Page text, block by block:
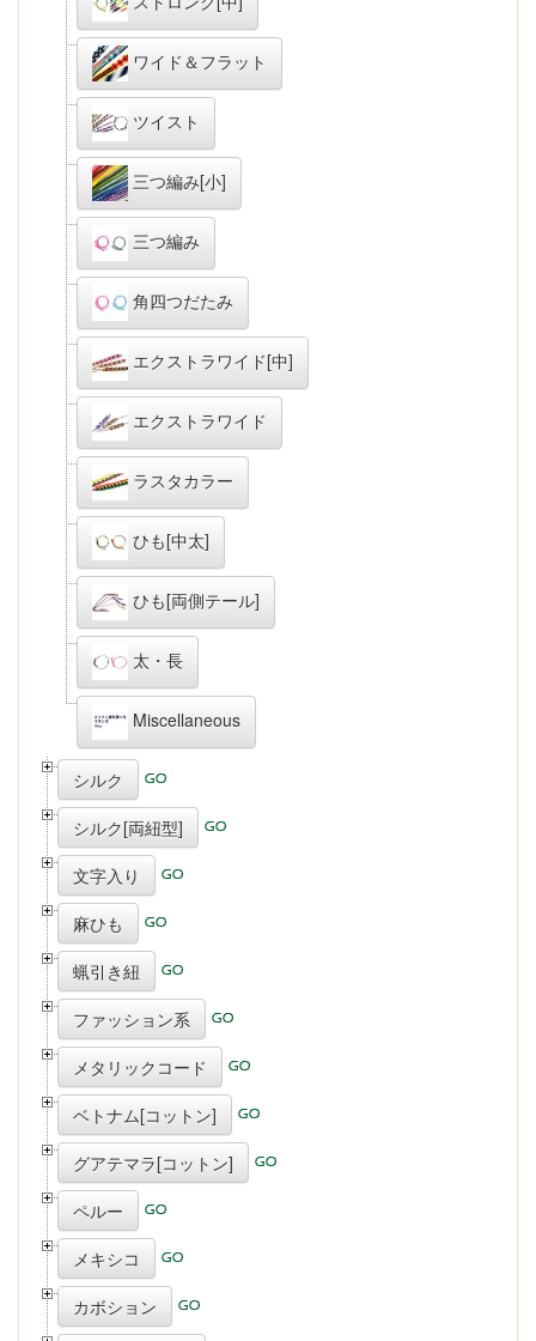
ワイド＆フラット
ツイスト
三つ編み[小]
三つ編み
角四つだたみ
エクストラワイド[中]
エクストラワイド
ラスタカラー
ひも[中太]
ひも[両側テール]
太・長
Miscellaneous
シルク
シルク[両紐型]
文字入り
麻ひも
蝋引き紐
ファッション系
メタリックコード
ベトナム[コットン]
グアテマラ[コットン]
ペルー
メキシコ
カボション